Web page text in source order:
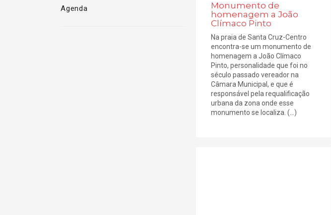
Agenda
Monumento de
homenagem a João
Clímaco Pinto
Na praia de Santa Cruz-Centro
encontra-se um monumento de
homenagem a João Clímaco
Pinto, personalidade que foi no
século passado vereador na
Câmara Municipal, e que é
responsável pela requalificação
urbana da zona onde esse
monumento se localiza. (...)